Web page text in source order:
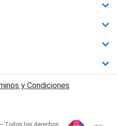
y Condiciones
Todos los derechos